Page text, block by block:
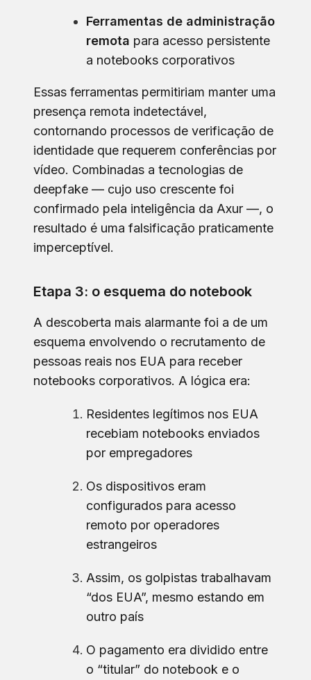
Ferramentas de administração
remota para acesso persistente
a notebooks corporativos
Essas ferramentas permitiriam manter uma
presença remota indetectável,
contornando processos de verificação de
identidade que requerem conferências por
vídeo. Combinadas a tecnologias de
deepfake — cujo uso crescente foi
confirmado pela inteligência da Axur —, o
resultado é uma falsificação praticamente
imperceptível.
Etapa 3: o esquema do notebook
A descoberta mais alarmante foi a de um
esquema envolvendo o recrutamento de
pessoas reais nos EUA para receber
notebooks corporativos. A lógica era:
Residentes legítimos nos EUA
recebiam notebooks enviados
por empregadores
Os dispositivos eram
configurados para acesso
remoto por operadores
estrangeiros
Assim, os golpistas trabalhavam
“dos EUA”, mesmo estando em
outro país
O pagamento era dividido entre
o “titular” do notebook e o